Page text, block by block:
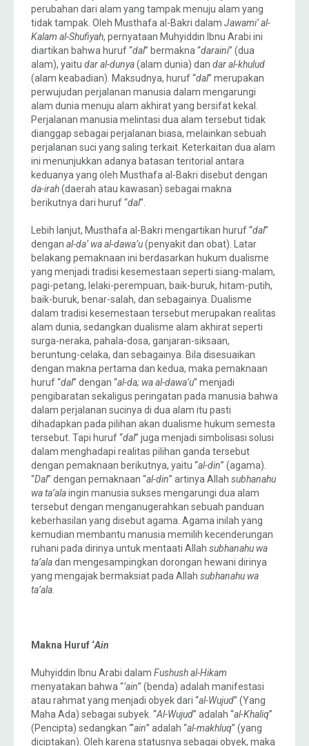
perubahan dari alam yang tampak menuju alam yang
tidak tampak. Oleh Musthafa al-Bakri dalam Jawami’ al-
Kalam al-Shufiyah, pernyataan Muhyiddin Ibnu Arabi ini
diartikan bahwa huruf “dal” bermakna “daraini” (dua
alam), yaitu dar al-dunya(alam dunia) dan dar al-khulud
(alam keabadian). Maksudnya, huruf “dal” merupakan
perwujudan perjalanan manusia dalam mengarungi
alam dunia menuju alam akhirat yang bersifat kekal.
Perjalanan manusia melintasi dua alam tersebut tidak
dianggap sebagai perjalanan biasa, melainkan sebuah
perjalanan suci yang saling terkait. Keterkaitan dua alam
ini menunjukkan adanya batasan teritorial antara
keduanya yang oleh Musthafa al-Bakri disebut dengan
da-irah(daerah atau kawasan) sebagai makna
berikutnya dari huruf “dal”.
Lebih lanjut, Musthafa al-Bakri mengartikan huruf “dal”
dengan al-da’ wa al-dawa’u(penyakit dan obat). Latar
belakang pemaknaan ini berdasarkan hukum dualisme
yang menjadi tradisi kesemestaan seperti siang-malam,
pagi-petang, lelaki-perempuan, baik-buruk, hitam-putih,
baik-buruk, benar-salah, dan sebagainya. Dualisme
dalam tradisi kesemestaan tersebut merupakan realitas
alam dunia, sedangkan dualisme alam akhirat seperti
surga-neraka, pahala-dosa, ganjaran-siksaan,
beruntung-celaka, dan sebagainya. Bila disesuaikan
dengan makna pertama dan kedua, maka pemaknaan
huruf “dal” dengan “al-da; wa al-dawa’u” menjadi
pengibaratan sekaligus peringatan pada manusia bahwa
dalam perjalanan sucinya di dua alam itu pasti
dihadapkan pada pilihan akan dualisme hukum semesta
tersebut. Tapi huruf “dal” juga menjadi simbolisasi solusi
dalam menghadapi realitas pilihan ganda tersebut
dengan pemaknaan berikutnya, yaitu “al-din” (agama).
“Dal” dengan pemaknaan “al-din” artinya Allah subhanahu
wa ta’alaingin manusia sukses mengarungi dua alam
tersebut dengan menganugerahkan sebuah panduan
keberhasilan yang disebut agama. Agama inilah yang
kemudian membantu manusia memilih kecenderungan
ruhani pada dirinya untuk mentaati Allah subhanahu wa
ta’aladan mengesampingkan dorongan hewani dirinya
yang mengajak bermaksiat pada Allah subhanahu wa
ta’ala.
Makna Huruf ‘Ain
Muhyiddin Ibnu Arabi dalam Fushush al-Hikam
menyatakan bahwa “’ain” (benda) adalah manifestasi
atau rahmat yang menjadi obyek dari “al-Wujud” (Yang
Maha Ada) sebagai subyek. “Al-Wujud” adalah “al-Khaliq”
(Pencipta) sedangkan “’ain” adalah “al-makhluq” (yang
diciptakan). Oleh karena statusnya sebagai obyek, maka